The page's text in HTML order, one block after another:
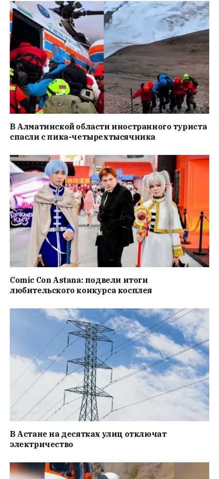
В Алматинской области иностранного туриста
спасли с пика-четырехтысячника
Comic Con Astana: подвели итоги
любительского конкурса косплея
В Астане на десятках улиц отключат
электричество